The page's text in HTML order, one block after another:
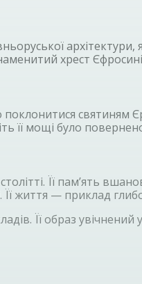
архітектури,
хрест
святиням
її мощі було
Її пам’ять
життя — приклад
Її образ